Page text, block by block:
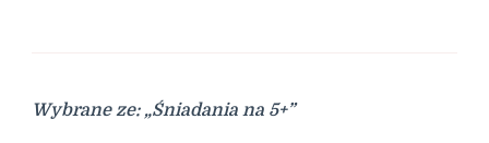
Wybrane ze: „Śniadania na 5+”